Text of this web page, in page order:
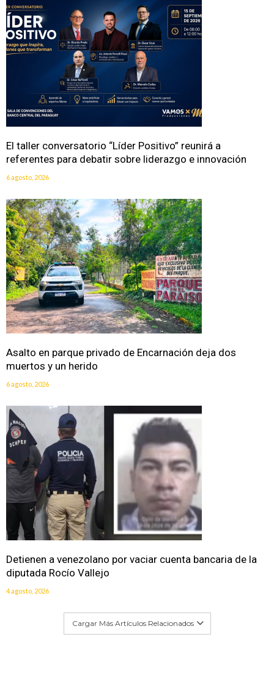
El taller conversatorio “Líder Positivo” reunirá a
referentes para debatir sobre liderazgo e innovación
6 agosto, 2026
Asalto en parque privado de Encarnación deja dos
muertos y un herido
6 agosto, 2026
Detienen a venezolano por vaciar cuenta bancaria de la
diputada Rocío Vallejo
4 agosto, 2026
Cargar Más Artículos Relacionados